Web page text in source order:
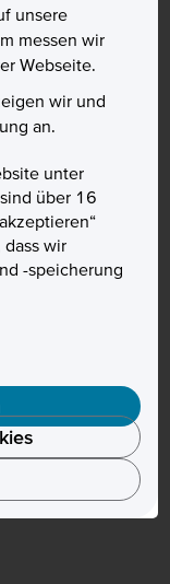
unsere
messen wir
Webseite.
wir und
an.
unter
über 16
wir
-speicherung